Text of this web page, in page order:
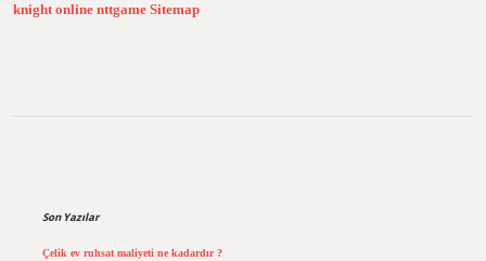
knight online nttgame Sitemap
Son Yazılar
Çelik ev ruhsat maliyeti ne kadardır ?